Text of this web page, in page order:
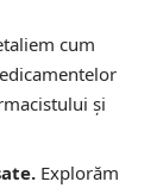
cum
și
Explorăm